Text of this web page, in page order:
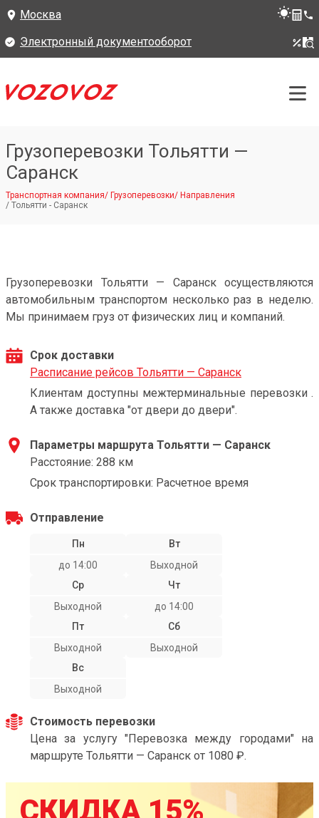
Москва
Электронный документооборот
Грузоперевозки Тольятти —
Саранск
Транспортная компания/ Грузоперевозки/ Направления
/ Тольятти - Саранск
Грузоперевозки Тольятти — Саранск осуществляются
автомобильным транспортом несколько раз в неделю.
Мы принимаем груз от физических лиц и компаний.
Срок доставки
Расписание рейсов Тольятти — Саранск
Клиентам доступны межтерминальные перевозки .
А также доставка "от двери до двери".
Параметры маршрута Тольятти — Саранск
Расстояние: 288 км
Срок транспортировки: Расчетное время
Отправление
Пн
до 14:00
Вт
Выходной
Ср
Выходной
Чт
до 14:00
Пт
Выходной
Сб
Выходной
Вс
Выходной
Стоимость перевозки
Цена за услугу "Перевозка между городами" на
маршруте Тольятти — Саранск от 1080 ₽.
СКИДКА 15%